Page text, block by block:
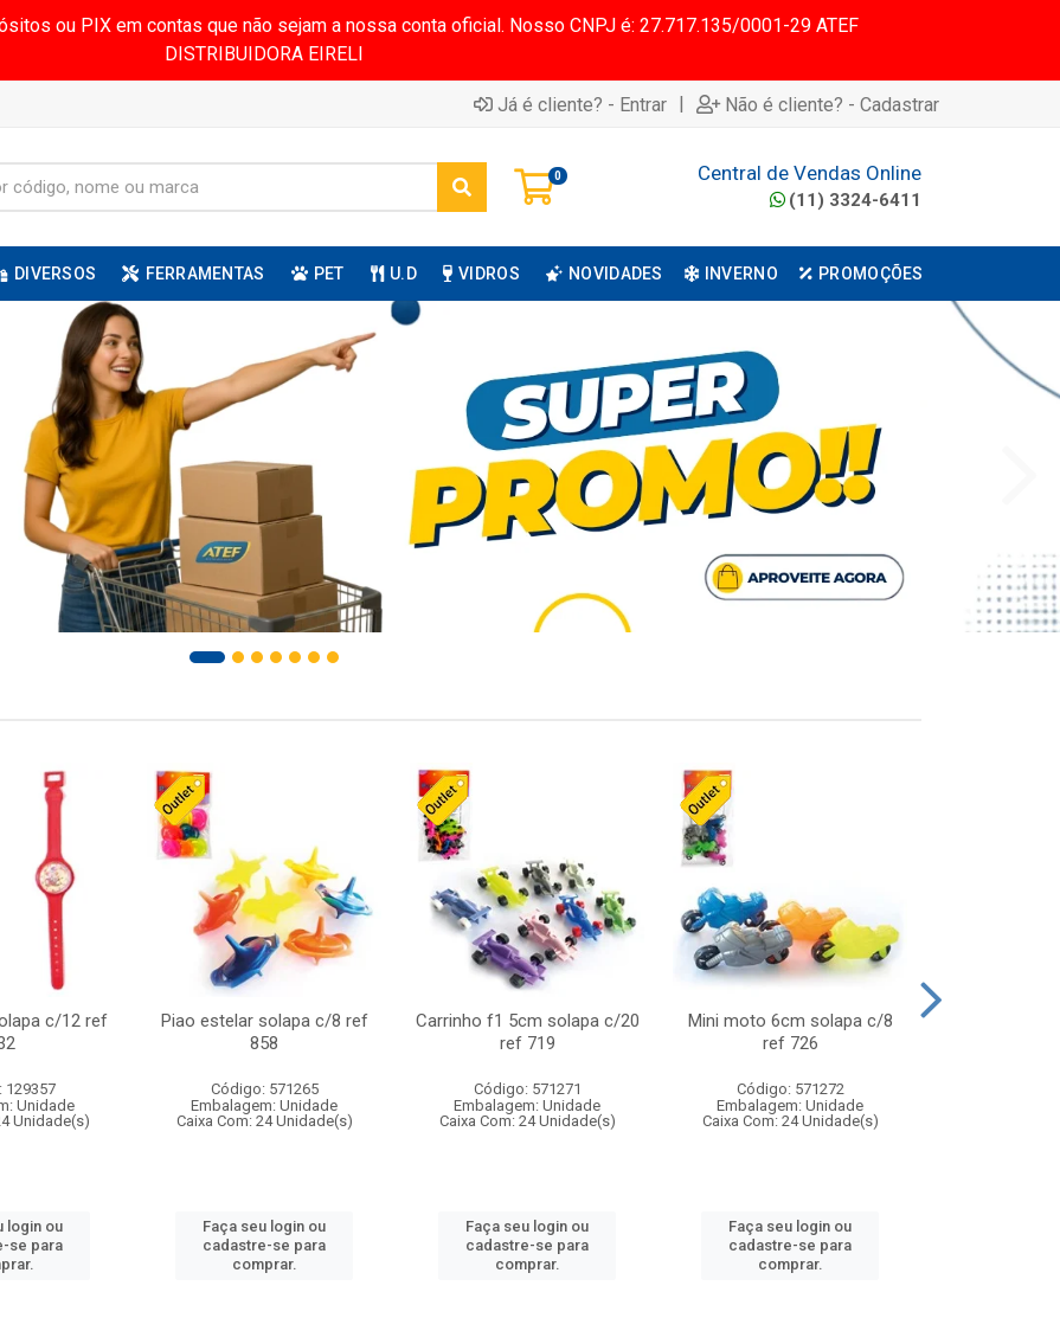
ou PIX em contas que não sejam a nossa conta oficial. Nosso CNPJ é: 27.717.135/0001-29 ATEF
DISTRIBUIDORA EIRELI
Já é cliente? - Entrar | Não é cliente? - Cadastrar
0 Central de Vendas Online
(11) 3324-6411
DIVERSOS FERRAMENTAS PET U.D VIDROS NOVIDADES INVERNO PROMOÇÕES
c/12 ref
129357
Unidade
Unidade(s)
login ou
se para
Piao estelar solapa c/8 ref
858
Código: 571265
Embalagem: Unidade
Caixa Com: 24 Unidade(s)
Faça seu login ou
cadastre-se para
comprar.
Carrinho f1 5cm solapa c/20
ref 719
Código: 571271
Embalagem: Unidade
Caixa Com: 24 Unidade(s)
Faça seu login ou
cadastre-se para
comprar.
Mini moto 6cm solapa c/8
ref 726
Código: 571272
Embalagem: Unidade
Caixa Com: 24 Unidade(s)
Faça seu login ou
cadastre-se para
comprar.